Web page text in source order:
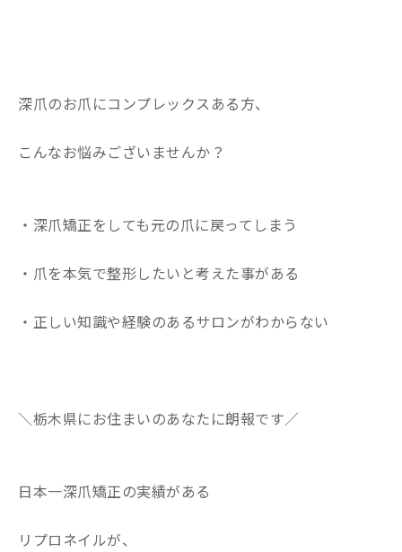
深爪のお爪にコンプレックスある方、
こんなお悩みございませんか？
・深爪矯正をしても元の爪に戻ってしまう
・爪を本気で整形したいと考えた事がある
・正しい知識や経験のあるサロンがわからない
＼栃木県にお住まいのあなたに朗報です／
日本一深爪矯正の実績がある
リプロネイルが、